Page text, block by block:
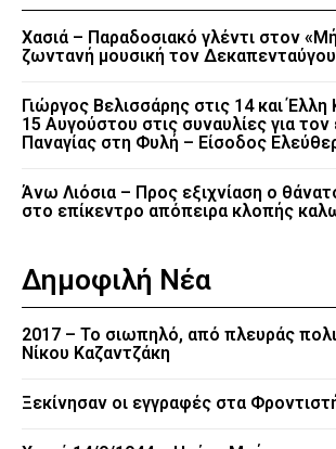
Χασιά – Παραδοσιακό γλέντι στον
ζωντανή μουσική τον
Γιώργος Βελισσάρης στις 14 και Έλλη
15 Αυγούστου στις συναυλίες για
Παναγίας στη Φυλή – Είσοδος
Άνω Λιόσια – Προς εξιχνίαση ο
στο επίκεντρο απόπειρα κλοπής
Δημοφιλή Νέα
2017 – Το σιωπηλό, από πλευράς
Νίκου Καζαντζάκη
Ξεκίνησαν οι εγγραφές στα